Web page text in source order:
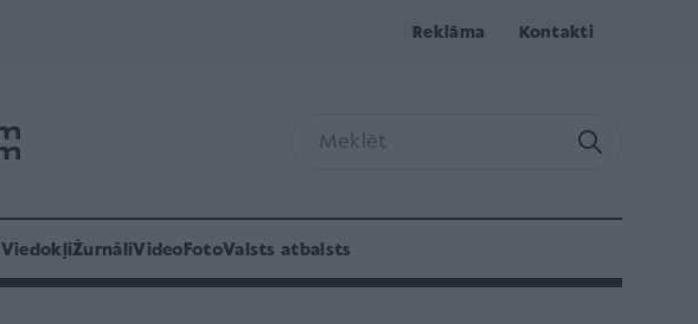
Reklāma Kontakti
ViedokļiŽurnāliVideo FotoValsts atbalsts